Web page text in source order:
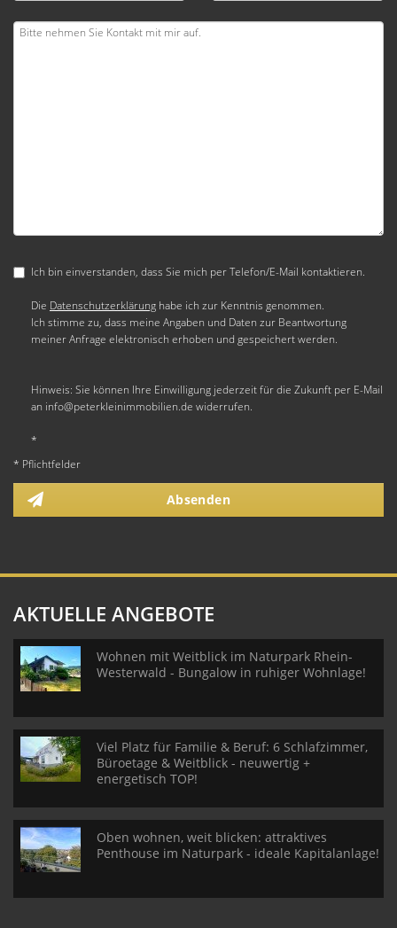
Ich bin einverstanden, dass Sie mich per Telefon/E-Mail kontaktieren.
Die Datenschutzerklärung habe ich zur Kenntnis genommen.
Ich stimme zu, dass meine Angaben und Daten zur Beantwortung
meiner Anfrage elektronisch erhoben und gespeichert werden.
Hinweis: Sie können Ihre Einwilligung jederzeit für die Zukunft per E-Mail
an info@peterkleinimmobilien.de widerrufen.
*
* Pflichtfelder
Absenden
AKTUELLE ANGEBOTE
Wohnen mit Weitblick im Naturpark Rhein-
Westerwald - Bungalow in ruhiger Wohnlage!
Viel Platz für Familie & Beruf: 6 Schlafzimmer,
Büroetage & Weitblick - neuwertig +
energetisch TOP!
Oben wohnen, weit blicken: attraktives
Penthouse im Naturpark - ideale Kapitalanlage!